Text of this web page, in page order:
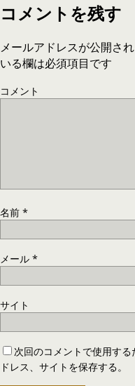
コメントを残す
メールアドレスが公開さ
いる欄は必須項目です
コメント
名前 *
メール *
サイト
次回のコメントで使用す
ドレス、サイトを保存する。